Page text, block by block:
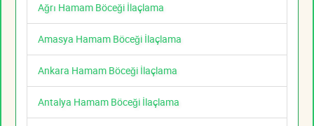
Ağrı Hamam Böceği İlaçlama
Amasya Hamam Böceği İlaçlama
Ankara Hamam Böceği İlaçlama
Antalya Hamam Böceği İlaçlama